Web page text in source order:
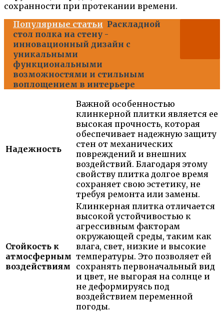
сохранности при протекании времени.
Популярные статьи Раскладной
стол полка на стену -
инновационный дизайн с
уникальными
функциональными
возможностями и стильным
воплощением в интерьере
Надежность
Важной особенностью
клинкерной плитки является ее
высокая прочность, которая
обеспечивает надежную защиту
стен от механических
повреждений и внешних
воздействий. Благодаря этому
свойству плитка долгое время
сохраняет свою эстетику, не
требуя ремонта или замены.
Стойкость к
атмосферным
воздействиям
Клинкерная плитка отличается
высокой устойчивостью к
агрессивным факторам
окружающей среды, таким как
влага, свет, низкие и высокие
температуры. Это позволяет ей
сохранять первоначальный вид
и цвет, не выгорая на солнце и
не деформируясь под
воздействием переменной
погоды.